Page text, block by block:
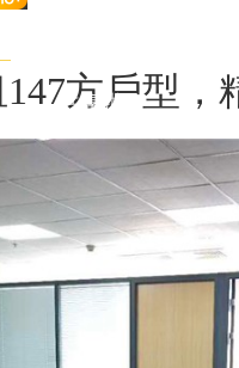
共享辦公
方戶型